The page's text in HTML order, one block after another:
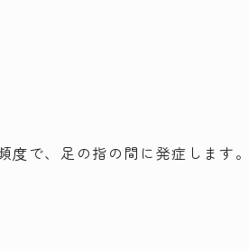
度で、足の指の間に発症しま